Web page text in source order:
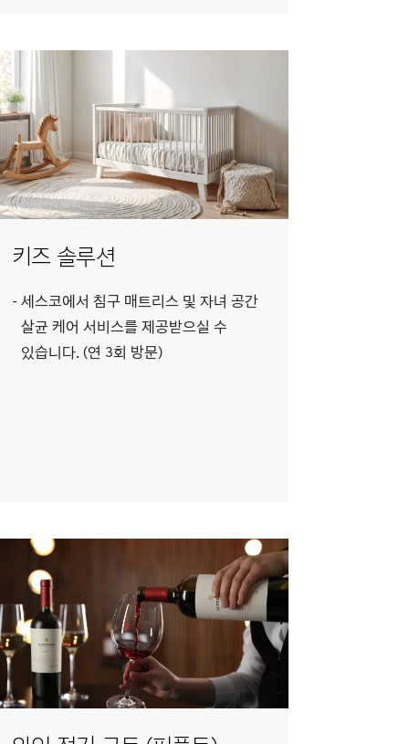
키즈 솔루션
세스코에서 침구 매트리스 및 자녀 공간
살균 케어 서비스를 제공받으실 수
있습니다. (연 3회 방문)